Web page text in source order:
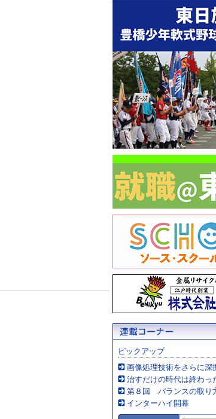
ピックアップ
画像処理技術をさらに深
治すだけの時代は終わっ
第８回 バランスの取り
インターハイ開幕